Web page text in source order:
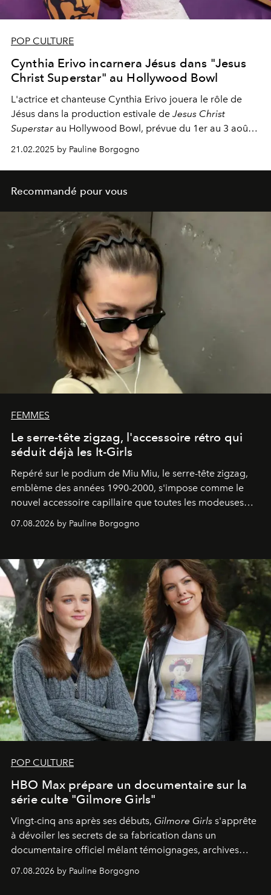
POP CULTURE
Cynthia Erivo incarnera Jésus dans "Jesus
Christ Superstar" au Hollywood Bowl
L'actrice et chanteuse Cynthia Erivo jouera le rôle de
Jésus dans la production estivale de Jesus Christ
Superstar au Hollywood Bowl, prévue du 1er au 3 août
21.02.2025 by Pauline Borgogno
Recommandé pour vous
FEMMES
Le serre-tête zigzag, l'accessoire rétro qui
séduit déjà les It-Girls
Repéré sur le podium de Miu Miu, le serre-tête zigzag,
emblème des années 1990-2000, s'impose comme le
nouvel accessoire capillaire que toutes les modeuses
s'arrachent déjà.
07.08.2026 by Pauline Borgogno
POP CULTURE
HBO Max prépare un documentaire sur la
série culte "Gilmore Girls"
Vingt-cinq ans après ses débuts, Gilmore Girls s'apprête
à dévoiler les secrets de sa fabrication dans un
documentaire officiel mêlant témoignages, archives
inédites et plongée dans les coulisses d'un phénomène
générationnel.
07.08.2026 by Pauline Borgogno